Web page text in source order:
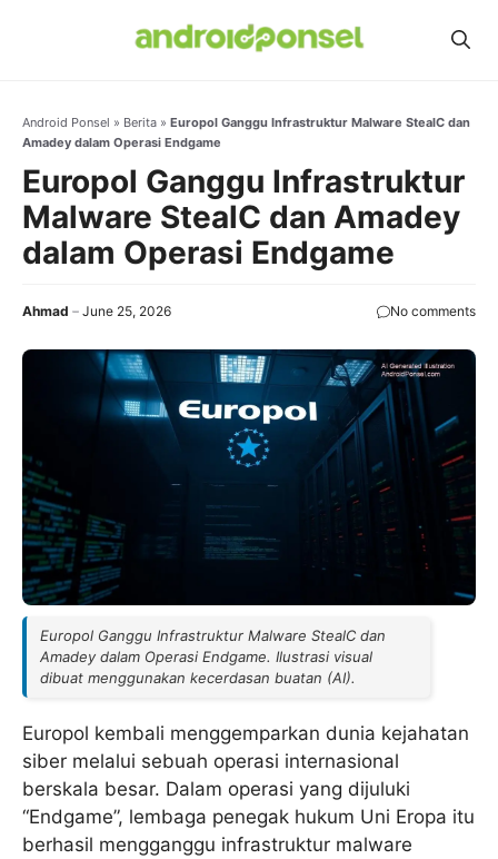
Android Ponsel » Berita » Europol Ganggu Infrastruktur Malware StealC dan
Amadey dalam Operasi Endgame
Europol Ganggu Infrastruktur
Malware StealC dan Amadey
dalam Operasi Endgame
Ahmad June 25, 2026 No comments
Europol Ganggu Infrastruktur Malware StealC dan
Amadey dalam Operasi Endgame. Ilustrasi visual
dibuat menggunakan kecerdasan buatan (AI).
Europol kembali menggemparkan dunia kejahatan
siber melalui sebuah operasi internasional
berskala besar. Dalam operasi yang dijuluki
“Endgame”, lembaga penegak hukum Uni Eropa itu
berhasil mengganggu infrastruktur malware